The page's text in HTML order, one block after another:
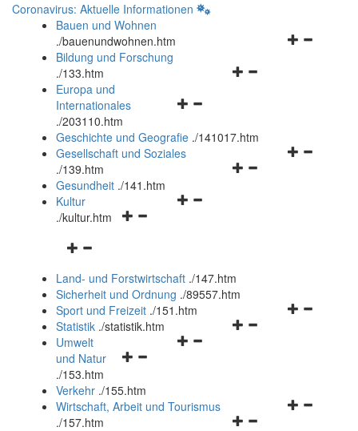
Coronavirus: Aktuelle Informationen
Bauen und Wohnen
./bauenundwohnen.htm
Navigationsmenü
Bildung und Forschung
./133.htm
Navigationsmenü
und
schließen
Europa und
Internationales
./203110.htm
Geschichte und Geografie ./141017.htm
Navigationsmenü
Gesellschaft und Soziales
./139.htm
Navigationsmenü
Gesundheit ./141.htm
Navigationsmenü
Kultur
./kultur.htm
Navigationsmenü
und
schließen
Land- und Forstwirtschaft ./147.htm
Sicherheit und Ordnung ./89557.htm
Navigationsmenü
Sport und Freizeit ./151.htm
Navigationsmenü
Statistik ./statistik.htm
Navigationsmenü
und
schließen
Umwelt
und Natur
./153.htm
Verkehr ./155.htm
Navigationsmenü
Wirtschaft, Arbeit und Tourismus
./157.htm